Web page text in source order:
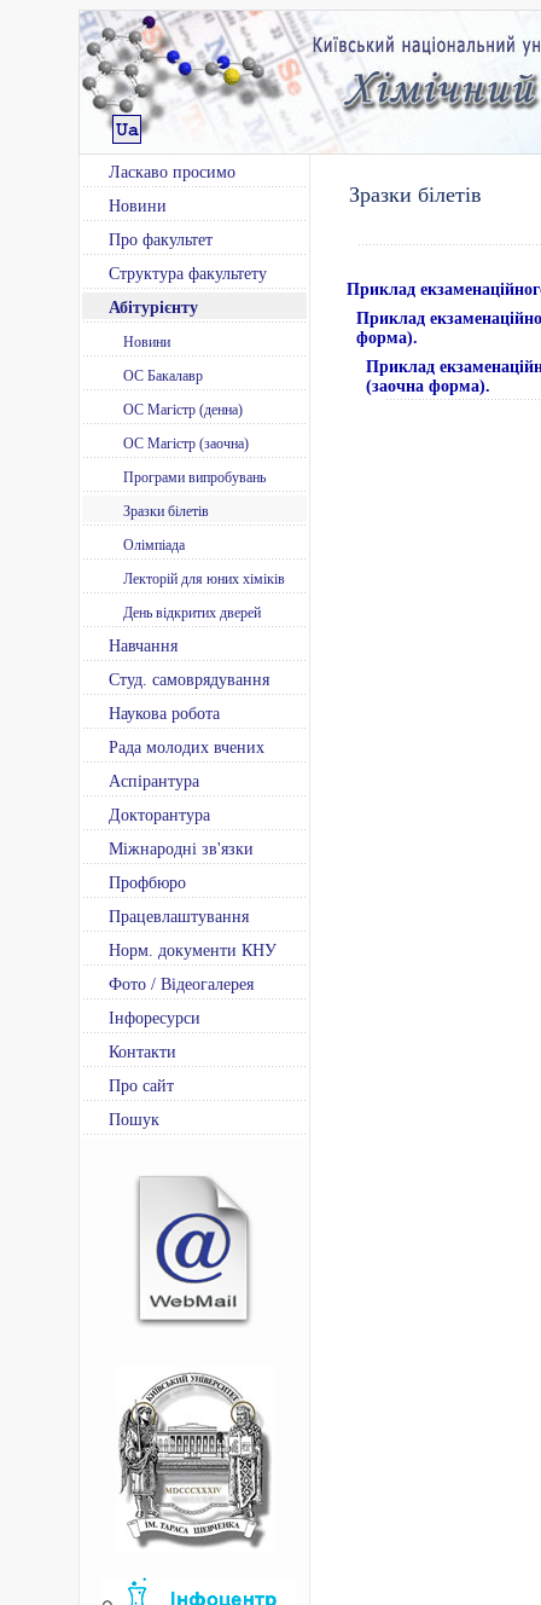
Ласкаво просимо
Новини
Про факультет
Структура факультету
Абітурієнту
Новини
ОС Бакалавр
ОС Магістр (денна)
ОС Магістр (заочна)
Програми випробувань
Зразки білетів
Олімпіада
Лекторій для юних хіміків
День відкритих дверей
Навчання
Студ. самоврядування
Наукова робота
Рада молодих вчених
Аспірантура
Докторантура
Міжнародні зв'язки
Профбюро
Працевлаштування
Норм. документи КНУ
Фото / Відеогалерея
Інфоресурси
Контакти
Про сайт
Пошук
Зразки білетів
Приклад
Приклад
форма).
Приклад
(заочна форма).